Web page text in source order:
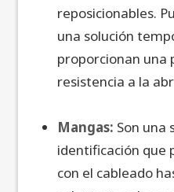
reposicionables.
una solución
proporcionan una
resistencia a la
Mangas: Son una
identificación que
con el cableado